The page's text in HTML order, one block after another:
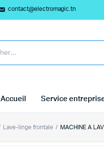
contact@electromagic.tn
Accueil Service
Lave-linge frontale MACHINE A